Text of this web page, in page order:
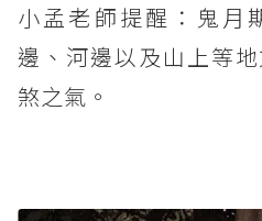
小孟老師提醒：鬼月
邊、河邊以及山上等
煞之氣。